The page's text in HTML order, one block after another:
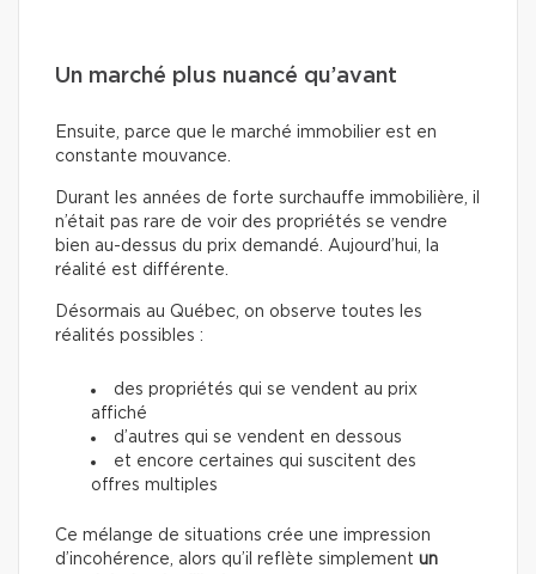
Un marché plus nuancé qu’avant
Ensuite, parce que le marché immobilier est en
constante mouvance.
Durant les années de forte surchauffe immobilière, il
n’était pas rare de voir des propriétés se vendre
bien au-dessus du prix demandé. Aujourd’hui, la
réalité est différente.
Désormais au Québec, on observe toutes les
réalités possibles :
des propriétés qui se vendent au prix
affiché
d’autres qui se vendent en dessous
et encore certaines qui suscitent des
offres multiples
Ce mélange de situations crée une impression
d’incohérence, alors qu’il reflète simplement un